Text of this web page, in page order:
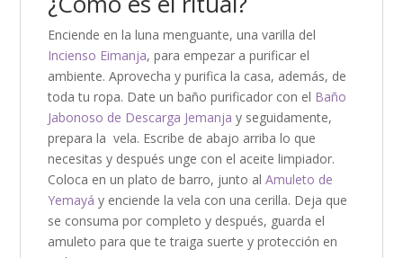
Enciende en la luna menguante, una varilla del
Incienso Eimanja, para empezar a purificar el
ambiente. Aprovecha y purifica la casa, además, de
toda tu ropa. Date un baño purificador con el Baño
Jabonoso de Descarga Jemanja y seguidamente,
prepara la vela. Escribe de abajo arriba lo que
necesitas y después unge con el aceite limpiador.
Coloca en un plato de barro, junto alAmuleto de
Yemayá y enciende la vela con una cerilla. Deja que
se consuma por completo y después, guarda el
amuleto para que te traiga suerte y protección en